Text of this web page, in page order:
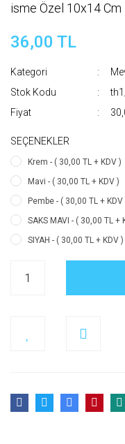
isme Özel 10x14 Cm
36,00 TL
Kategori
Stok Kodu
Fiyat
SEÇENEKLER
Krem - ( 30,00 TL + KDV )
Mavi - ( 30,00 TL + KDV )
Pembe - ( 30,00 TL + KDV
SAKS MAVI - ( 30,00 TL +
SIYAH - ( 30,00 TL + KDV )